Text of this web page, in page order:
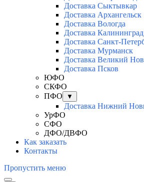
Доставка Сыктывкар
Доставка Архангельск
Доставка Вологда
Доставка Калининград
Доставка Санкт-
Доставка Мурманск
Доставка Великий
Доставка Псков
ЮФО
СКФО
ПФО
▼
Доставка Нижний
УрФО
СФО
ДФО/ДВФО
Как заказать
Контакты
Пропустить меню